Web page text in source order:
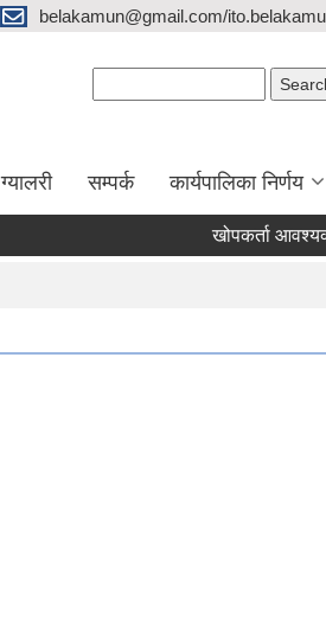
belakamun@gmail.com/
ग्यालरी सम्पर्क कार्यपालिका निर्णय
खोपकर्ता आवश्यक्ता